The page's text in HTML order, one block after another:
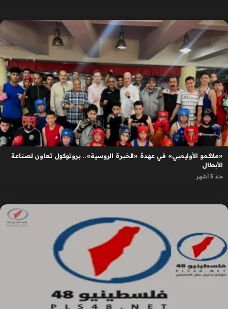
«ملاكمو الأوليمبي» في عهدة «الخبرة الروسية».. بروتوكول تعاون لصناعة
الأبطال
منذ 3 أشهر